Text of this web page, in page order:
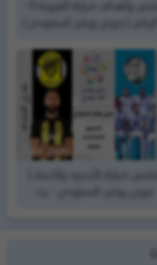
1 الرياض | دوري روشن السعودي |
ملخص مباراة الأخدود والاتحاد |
دوري روشن السعودي - بث